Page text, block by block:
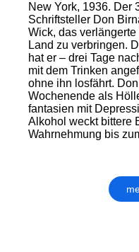
New York, 1936. Der
Schriftsteller Don
Wick, das
Land zu verbringen.
hat er – drei Tage
mit dem Trinken
ohne ihn losfährt.
Wochenende als
fantasien mit
Alkohol weckt bittere
Wahr­neh­mung bis